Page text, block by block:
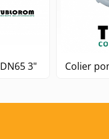
Colier pompa beton DN65 3" Colier